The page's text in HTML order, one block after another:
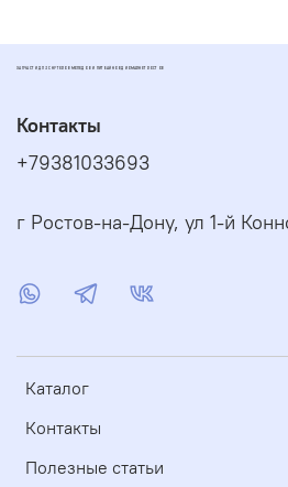
ЗАПЧАСТИ ДЛЯ СКУТЕРОВ МОПЕДОВ И ПИТБАЙКОВ ДИОМАРКЕТ РОСТОВ
Каталог
Контакты
Полезные статьи
Контакты
+79381033693
г Ростов-на-Дону, ул 1-й